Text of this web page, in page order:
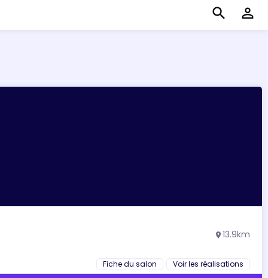
search perm_identity
location_on 13.9km
Fiche du salon Voir les réalisations